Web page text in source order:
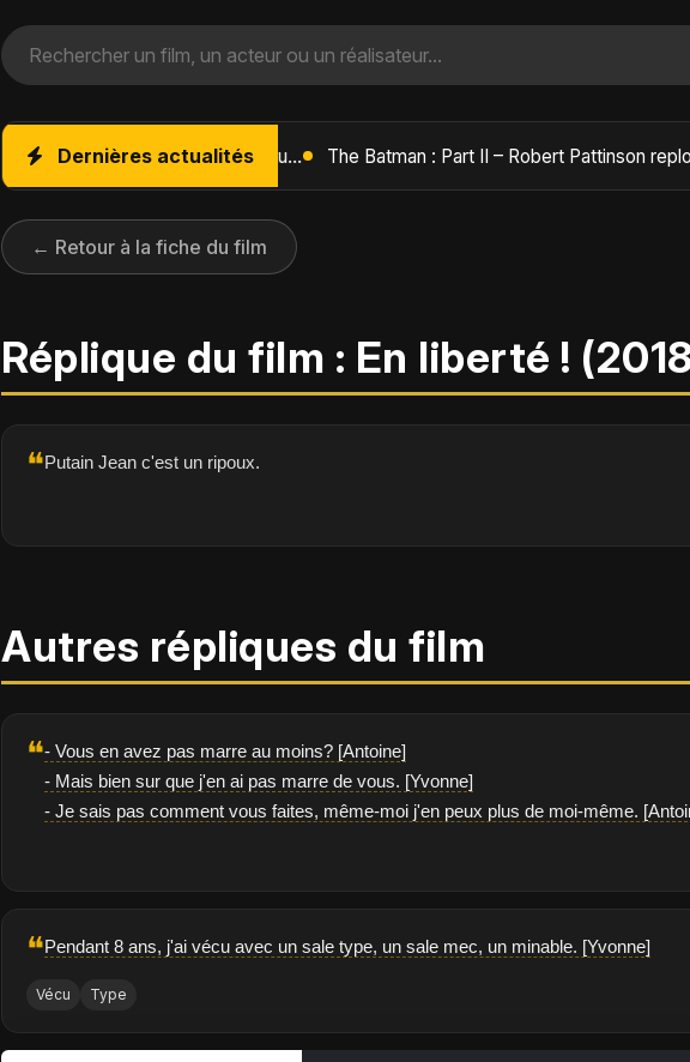
Dernières actualités L'Âge de Glace : Le Réveil du Volcan – Manny, Sid et Diego de retour pour une aventure explosive
← Retour à la fiche du film
Réplique du film : En liberté !
❝Putain Jean c'est un ripoux.
Autres répliques du film
❝- Vous en avez pas marre au moins? [Antoine]
- Mais bien sur que j'en ai pas marre de vous. [Yvonne]
- Je sais pas comment vous faites, même-moi j'en peux plus de moi-même.
❝Pendant 8 ans, j'ai vécu avec un sale type, un sale mec, un minable. [Yvonne]
Vécu Type